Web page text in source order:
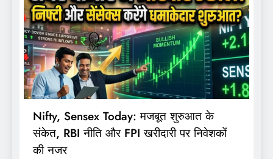
Nifty, Sensex Today: मजबूत शुरुआत के
संकेत, RBI नीति और FPI खरीदारी पर निवेशकों
की नजर